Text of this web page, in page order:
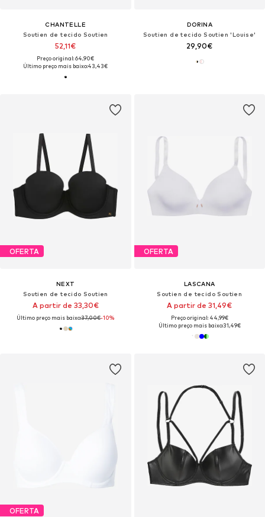
CHANTELLE
Soutien de tecido Soutien
52,11€
Preço original: 64,90€
Último preço mais baixo:43,43€
DORINA
Soutien de tecido Soutien 'Louise'
29,90€
OFERTA
NEXT
Soutien de tecido Soutien
A partir de 33,30€
Último preço mais baixo:37,00€-10%
OFERTA
LASCANA
Soutien de tecido Soutien
A partir de 31,49€
Preço original: 44,99€
Último preço mais baixo:31,49€
OFERTA